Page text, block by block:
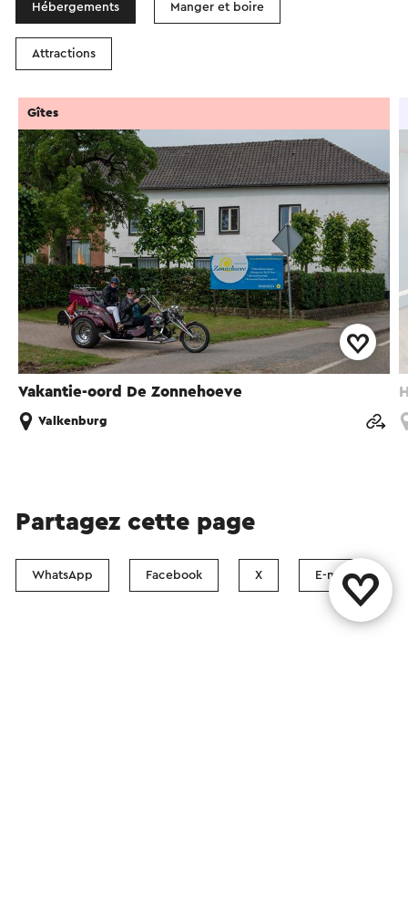
Hébergements Manger et boire
Attractions
Vakantie-oord De Zonnehoeve
Gîtes
Valkenburg
Partagez cette page
WhatsApp Facebook X E-mail